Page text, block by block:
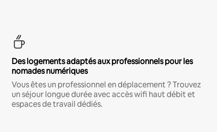
Des logements adaptés aux professionnels pour les
nomades numériques
Vous êtes un professionnel en déplacement ? Trouvez
un séjour longue durée avec accès wifi haut débit et
espaces de travail dédiés.